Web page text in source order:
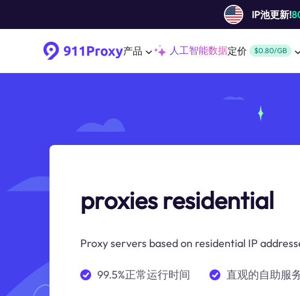
IP池更新!
产品 人工智能数据定价 $0.80/GB
proxies residential
Proxy servers based on residential IP
99.5%正常运行时间 直观的自助服